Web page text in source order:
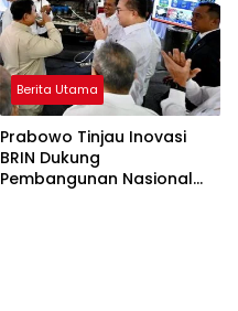
Berita Utama
Prabowo Tinjau Inovasi
BRIN Dukung
Pembangunan Nasional